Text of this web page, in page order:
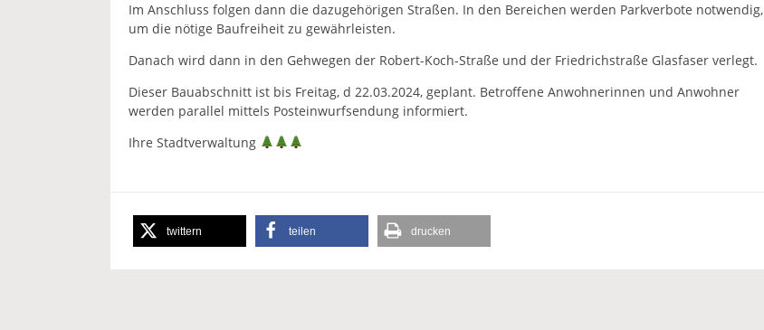
Im Anschluss folgen dann die dazugehörigen Straßen. In den Bereichen werden Parkverbote notwendig,
um die nötige Baufreiheit zu gewährleisten.
Danach wird dann in den Gehwegen der Robert-Koch-Straße und der Friedrichstraße Glasfaser verlegt.
Dieser Bauabschnitt ist bis Freitag, d 22.03.2024, geplant. Betroffene Anwohnerinnen und Anwohner
werden parallel mittels Posteinwurfsendung informiert.
Ihre Stadtverwaltung
twittern teilen drucken